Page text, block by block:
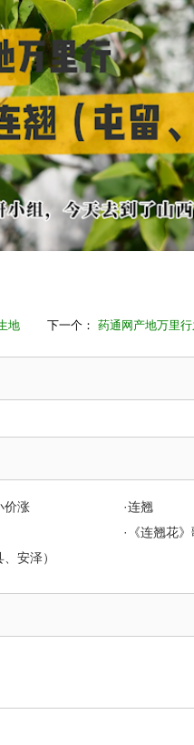
地 下一个： 药通网产地万里行
价涨 ·连翘
·
《连翘花
安泽）